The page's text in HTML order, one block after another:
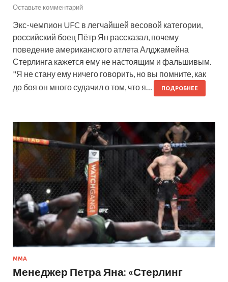
Оставьте комментарий
Экс-чемпион UFC в легчайшей весовой категории,
российский боец Пётр Ян рассказал, почему
поведение американского атлета Алджамейна
Стерлинга кажется ему не настоящим и фальшивым.
"Я не стану ему ничего говорить, но вы помните, как
до боя он много судачил о том, что я…
ПОДРОБНЕЕ
MMA
Менеджер Петра Яна: «Стерлинг